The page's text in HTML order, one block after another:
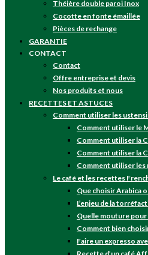
Théière double paroi Inox
Cocotte en fonte émaillée
Pièces de rechange
GARANTIE
CONTACT
Contact
Offre entreprise et devis
Nos produits et nous
RECETTES ET ASTUCES
Comment utiliser les
Comment utiliser le
Comment utiliser la
Comment utiliser la
Comment utiliser les
Le café et les recettes
Que choisir Arabica
L’enjeu de la
Quelle mouture
Comment bien
Faire un expresso